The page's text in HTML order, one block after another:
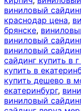
виниловый
краснодар цена,
брянске,
виниловый
виниловый
сайдинг купить в
купить в
купить дешево в
екатеринбург,
виниловый